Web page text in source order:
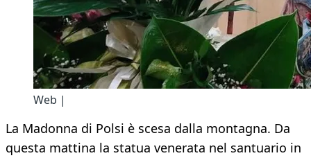
Web |
La Madonna di Polsi è scesa dalla montagna. Da
questa mattina la statua venerata nel santuario in